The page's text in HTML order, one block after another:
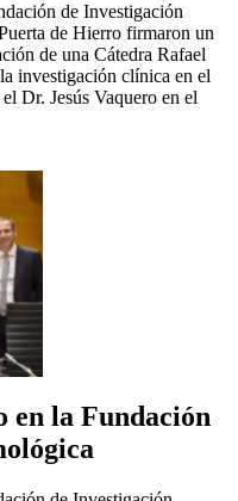
de Investigación
de Hierro firmaron un
de una Cátedra Rafael
investigación clínica en el
Dr. Jesús Vaquero en el
en la Fundación